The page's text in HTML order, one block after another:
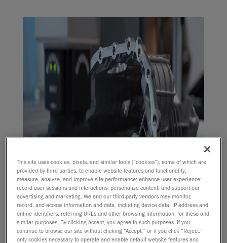
This site uses cookies, pixels, and similar tools (“cookies”), some of which are
provided by third parties, to enable website features and functionality;
measure, analyze, and improve site performance; enhance user experience;
record user sessions and interactions; personalize content; and support our
advertising and marketing. We and our third-party vendors may monitor,
record, and access information and data, including device data, IP address and
online identifiers, referring URLs and other browsing information, for these and
similar purposes. By clicking Accept, you agree to such purposes. If you
continue to browse our site without clicking “Accept,” or if you click “Reject,”
only cookies necessary to operate and enable default website features and